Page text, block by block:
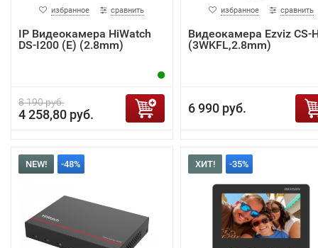
избранное сравнить
IP Видеокамера HiWatch
DS-I200 (E) (2.8mm)
8 190 руб.
4 258,80 руб.
избранное сравнить
Видеокамера Ezviz CS-
(3WKFL,2.8mm)
6 990 руб.
NEW! -48% ХИТ! -35%